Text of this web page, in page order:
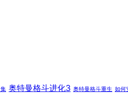
奥特曼格斗进化3 奥特曼格斗重生 如何